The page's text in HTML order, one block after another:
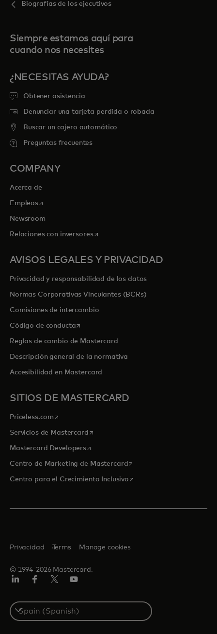
Biografías de los ejecutivos
Siempre estamos aquí para
cuando nos necesites
¿NECESITAS AYUDA?
Obtener asistencia
Denunciar una tarjeta perdida o robada
Buscar un cajero automático
Preguntas frecuentes
COMPANY
Acerca de
Empleosse abre en una pestaña nueva
Newsroom
Relaciones con inversoresse abre en una pestaña nueva
AVISOS LEGALES Y PRIVACIDAD
Privacidad y responsabilidad de los datos
Normas Corporativas Vinculantes (BCRs)
Comisiones de intercambio
Código de conductase abre en una pestaña nueva
Reglas de cambio de Mastercard
Descripción general de la normativa
Accesibilidad en Mastercard
SITIOS DE MASTERCARD
Priceless.com se abre en una pestaña nueva
Servicios de Mastercardse abre en una pestaña nueva
Mastercard Developersse abre en una pestaña nueva
Centro de Marketing de Mastercardse abre en una pestaña
Centro para el Crecimiento Inclusivose abre en una pestaña
© 1994-2026 Mastercard.
Privacidad Terms Manage cookies
Select
a
country